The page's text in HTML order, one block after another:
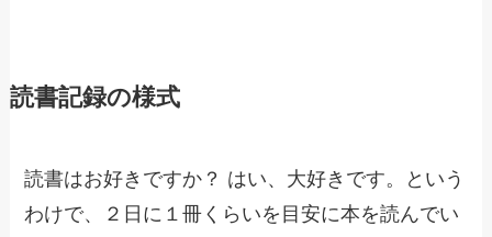
読書記録の様式
読書はお好きですか？ はい、大好きです。という
わけで、２日に１冊くらいを目安に本を読んでい